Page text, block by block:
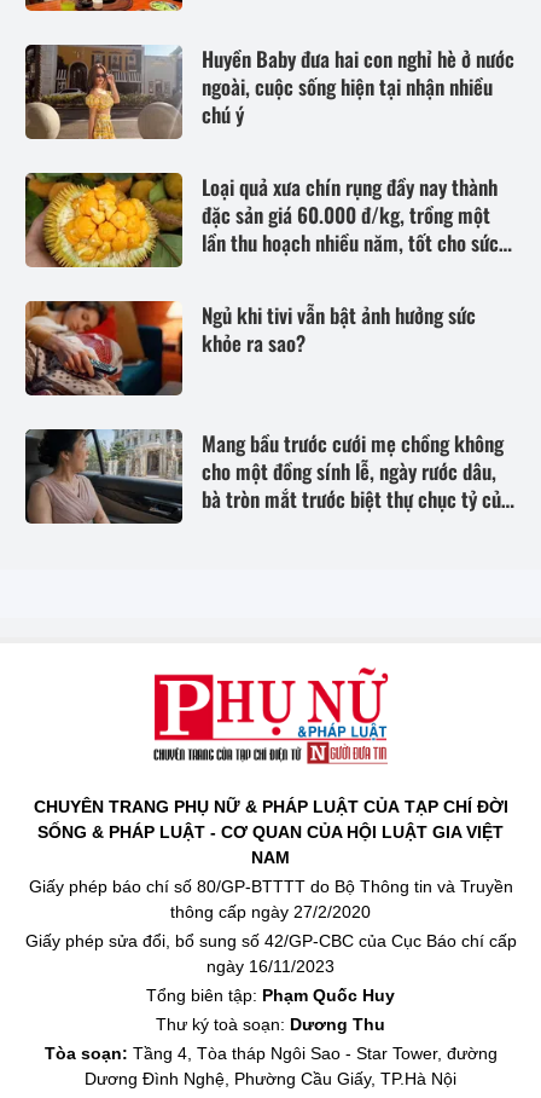
Huyền Baby đưa hai con nghỉ hè ở nước
ngoài, cuộc sống hiện tại nhận nhiều
chú ý
Loại quả xưa chín rụng đầy nay thành
đặc sản giá 60.000 đ/kg, trồng một
lần thu hoạch nhiều năm, tốt cho sức
Ngủ khi tivi vẫn bật ảnh hưởng sức
khỏe ra sao?
Mang bầu trước cưới mẹ chồng không
cho một đồng sính lễ, ngày rước dâu,
bà tròn mắt trước biệt thự chục tỷ của
CHUYÊN TRANG PHỤ NỮ & PHÁP LUẬT CỦA TẠP CHÍ ĐỜI
SỐNG & PHÁP LUẬT - CƠ QUAN CỦA HỘI LUẬT GIA VIỆT
NAM
Giấy phép báo chí số 80/GP-BTTTT do Bộ Thông tin và Truyền
thông cấp ngày 27/2/2020
Giấy phép sửa đổi, bổ sung số 42/GP-CBC của Cục Báo chí cấp
ngày 16/11/2023
Tổng biên tập: Phạm Quốc Huy
Thư ký toà soạn: Dương Thu
Tòa soạn: Tầng 4, Tòa tháp Ngôi Sao - Star Tower, đường
Dương Đình Nghệ, Phường Cầu Giấy, TP.Hà Nội